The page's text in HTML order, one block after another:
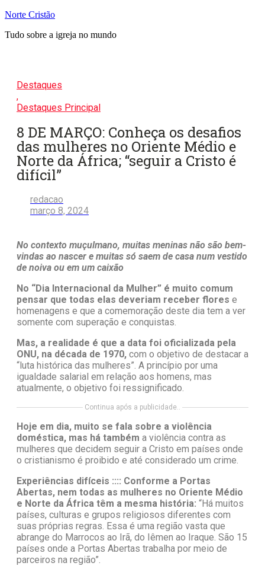
Pular
o
Norte Cristão
Tudo sobre a igreja no mundo
Destaques
,
Destaques Principal
8 DE MARÇO: Conheça os desafios
das mulheres no Oriente Médio e
Norte da África; “seguir a Cristo é
difícil”
redacao
março 8, 2024
No contexto muçulmano, muitas meninas não são bem-
vindas ao nascer e muitas só saem de casa num vestido
de noiva ou em um caixão
No “Dia Internacional da Mulher” é muito comum
pensar que todas elas deveriam receber flores e
homenagens e que a comemoração deste dia tem a ver
somente com superação e conquistas.
Mas, a realidade é que a data foi oficializada pela
ONU, na década de 1970, com o objetivo de destacar a
“luta histórica das mulheres”. A princípio por uma
igualdade salarial em relação aos homens, mas
atualmente, o objetivo foi ressignificado.
Continua após a publicidade..
Hoje em dia, muito se fala sobre a violência
doméstica, mas há também a violência contra as
mulheres que decidem seguir a Cristo em países onde
o cristianismo é proibido e até considerado um crime.
Experiências difíceis :::: Conforme a Portas
Abertas, nem todas as mulheres no Oriente Médio
e Norte da África têm a mesma história: “Há muitos
países, culturas e grupos religiosos diferentes com
suas próprias regras. Essa é uma região vasta que
abrange do Marrocos ao Irã, do Iêmen ao Iraque. São 15
países onde a Portas Abertas trabalha por meio de
parceiros na região”.